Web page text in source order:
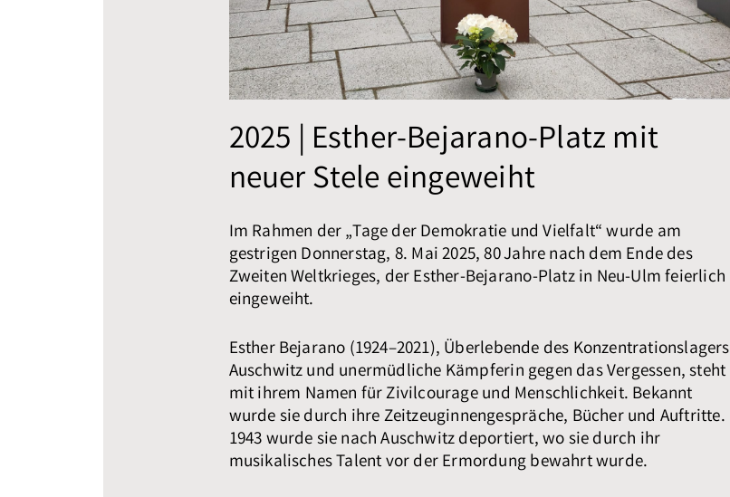
2025 | Esther-Bejarano-Platz mit
neuer Stele eingeweiht
Im Rahmen der „Tage der Demokratie und Vielfalt“ wurde am
gestrigen Donnerstag, 8. Mai 2025, 80 Jahre nach dem Ende des
Zweiten Weltkrieges, der Esther-Bejarano-Platzin Neu-Ulm feierlich
eingeweiht.
Esther Bejarano (1924–2021), Überlebende des Konzentrationslagers
Auschwitz und unermüdliche Kämpferin gegen das Vergessen, steht
mit ihrem Namen für Zivilcourage und Menschlichkeit. Bekannt
wurde sie durch ihre Zeitzeuginnengespräche, Bücher und Auftritte.
1943 wurde sie nach Auschwitz deportiert, wo sie durch ihr
musikalisches Talent vor der Ermordung bewahrt wurde.